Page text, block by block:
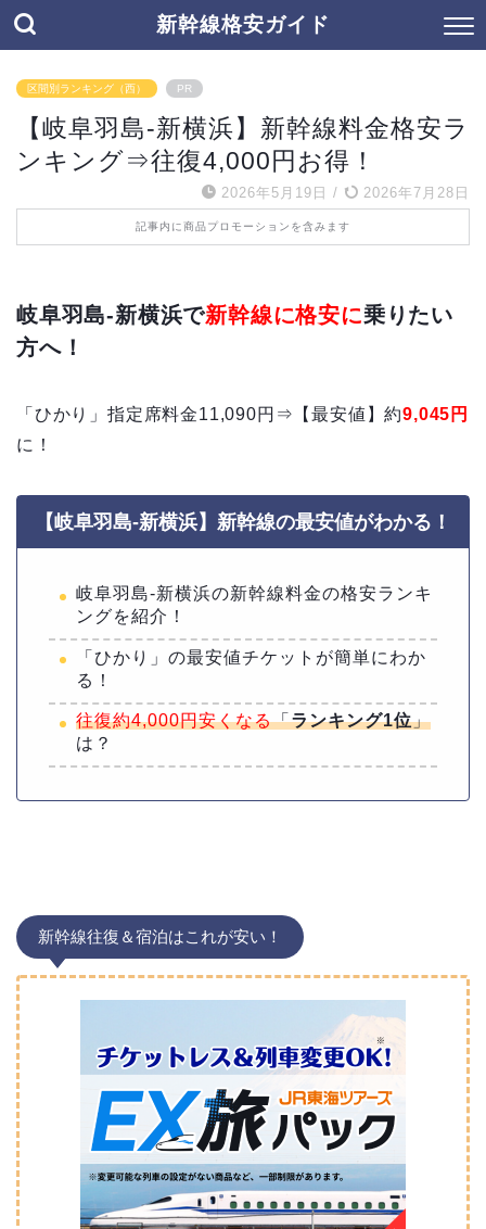
新幹線格安ガイド
区間別ランキング（西） PR
【岐阜羽島-新横浜】新幹線料金格安ラ
ンキング⇒往復4,000円お得！
2026年5月19日 / 2026年7月28日
記事内に商品プロモーションを含みます
岐阜羽島-新横浜で新幹線に格安に乗りたい
方へ！
「ひかり」指定席料金11,090円⇒【最安値】約9,045円
に！
【岐阜羽島-新横浜】新幹線の最安値がわかる！
岐阜羽島-新横浜の新幹線料金の格安ランキ
ングを紹介！
「ひかり」の最安値チケットが簡単にわか
る！
往復約4,000円安くなる「ランキング1位」
は？
新幹線往復＆宿泊はこれが安い！